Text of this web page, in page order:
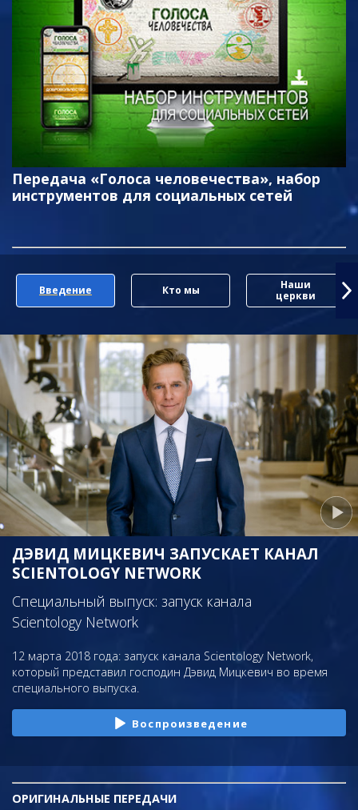
Передача «Голоса человечества», набор
инструментов для социальных сетей
Введение Кто мы
Наши
церкви
ДЭВИД МИЦКЕВИЧ ЗАПУСКАЕТ КАНАЛ
SCIENTOLOGY NETWORK
Специальный выпуск: запуск канала
Scientology Network
12 марта 2018 года: запуск канала Scientology Network,
который представил господин Дэвид Мицкевич во время
специального выпуска.
Воспроизведение
ОРИГИНАЛЬНЫЕ ПЕРЕДАЧИ